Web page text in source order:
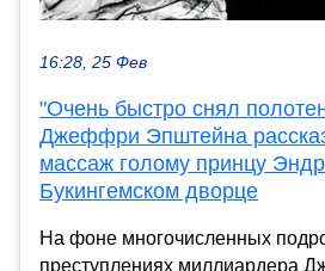
16:28, 25 Фев
"Очень быстро снял
Джеффри Эпштейна
массаж голому принцу
Букингемском дворце
На фоне многочисленных
преступлениях миллиардера